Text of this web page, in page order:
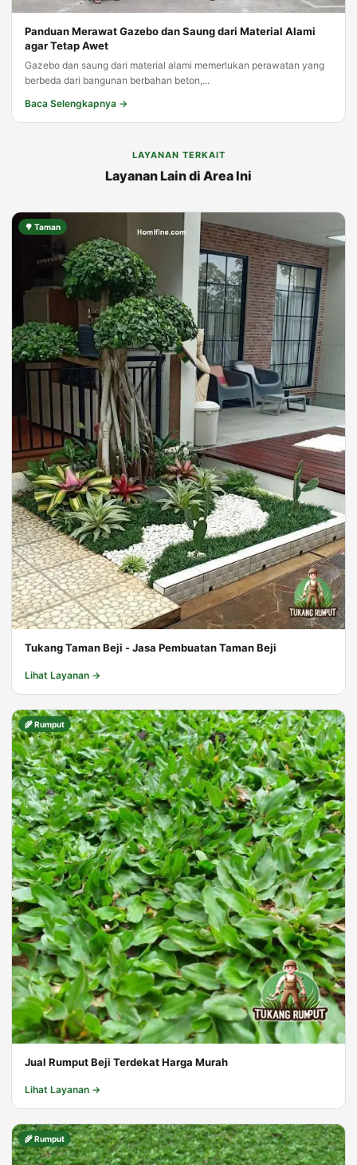
Panduan Merawat Gazebo dan Saung dari Material Alami
agar Tetap Awet
Gazebo dan saung dari material alami memerlukan perawatan yang
berbeda dari bangunan berbahan beton,...
Baca Selengkapnya →
LAYANAN TERKAIT
Layanan Lain di Area Ini
🌳 Taman
Tukang Taman Beji - Jasa Pembuatan Taman Beji
Lihat Layanan →
🌾 Rumput
Jual Rumput Beji Terdekat Harga Murah
Lihat Layanan →
🌾 Rumput